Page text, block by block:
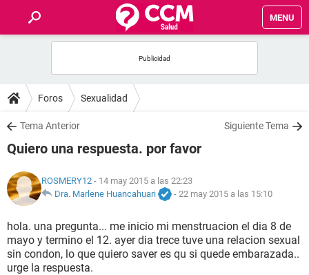
MENU
FOROS
SALUD
FAMILIA
NUTRICIÓN
BIENESTAR
SEXUALIDAD
Foros Sexualidad
Tema Anterior Siguiente Tema
Quiero una respuesta. por favor
ROSMERY12 - 14 may 2015 a las 22:23
Dra. Marlene Huancahuari
- 22 may 2015 a las 15:10
hola. una pregunta... me inicio mi menstruacion el dia 8 de
mayo y termino el 12. ayer dia trece tuve una relacion sexual
sin condon, lo que quiero saver es qu si quede embarazada..
urge la respuesta.